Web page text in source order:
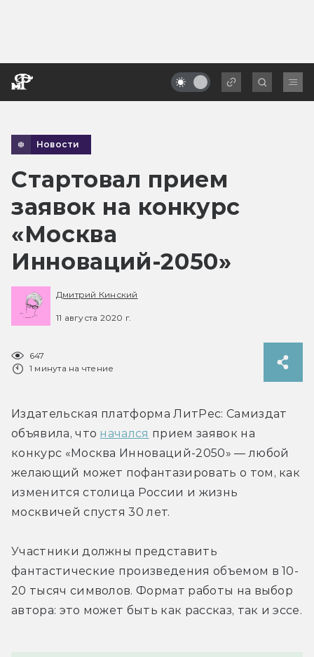
Новости
Стартовал прием
заявок на конкурс
«Москва
Инноваций-2050»
Дмитрий Кинский
11 августа 2020 г.
647
1 минута на чтение
Издательская платформа ЛитРес: Самиздат
объявила, что начался прием заявок на
конкурс «Москва Инноваций-2050» — любой
желающий может пофантазировать о том, как
изменится столица России и жизнь
москвичей спустя 30 лет.
Участники должны представить
фантастические произведения объемом в 10-
20 тысяч символов. Формат работы на выбор
автора: это может быть как рассказ, так и эссе.